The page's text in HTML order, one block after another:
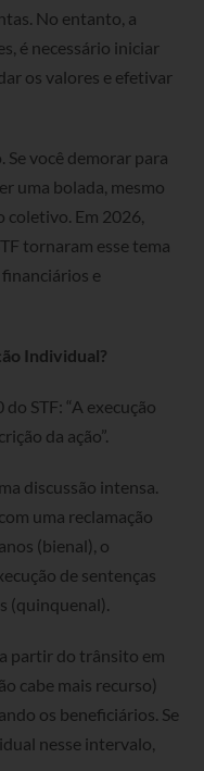
No entanto, a
é necessário iniciar
os valores e efetivar
Se você demorar para
uma bolada, mesmo
coletivo. Em 2026,
tornaram esse tema
e
Individual?
STF: “A execução
da ação”.
discussão intensa.
uma reclamação
(bienal), o
de sentenças
(quinquenal).
partir do trânsito em
cabe mais recurso)
os beneficiários. Se
nesse intervalo,